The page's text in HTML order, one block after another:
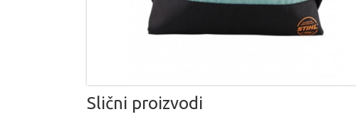
Slični proizvodi